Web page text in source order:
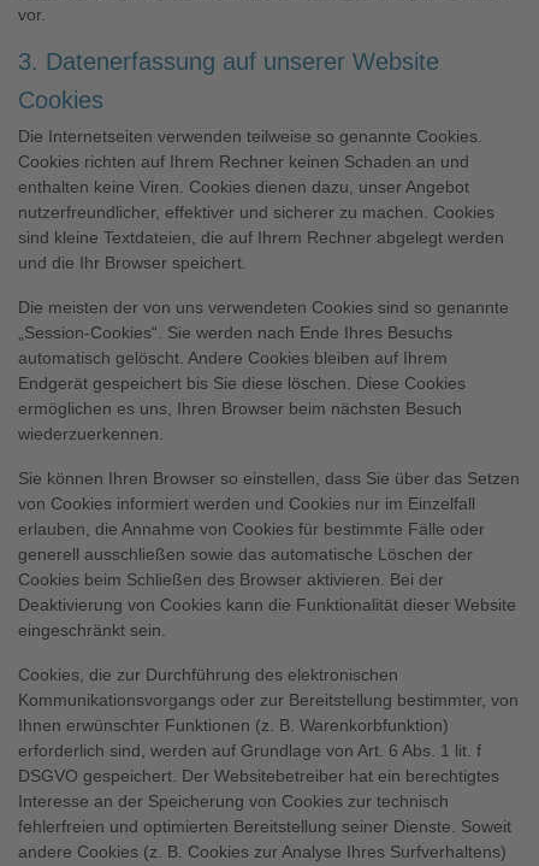
vor.
3. Datenerfassung auf unserer Website
Cookies
Die Internetseiten verwenden teilweise so genannte Cookies.
Cookies richten auf Ihrem Rechner keinen Schaden an und
enthalten keine Viren. Cookies dienen dazu, unser Angebot
nutzerfreundlicher, effektiver und sicherer zu machen. Cookies
sind kleine Textdateien, die auf Ihrem Rechner abgelegt werden
und die Ihr Browser speichert.
Die meisten der von uns verwendeten Cookies sind so genannte
„Session-Cookies“. Sie werden nach Ende Ihres Besuchs
automatisch gelöscht. Andere Cookies bleiben auf Ihrem
Endgerät gespeichert bis Sie diese löschen. Diese Cookies
ermöglichen es uns, Ihren Browser beim nächsten Besuch
wiederzuerkennen.
Sie können Ihren Browser so einstellen, dass Sie über das Setzen
von Cookies informiert werden und Cookies nur im Einzelfall
erlauben, die Annahme von Cookies für bestimmte Fälle oder
generell ausschließen sowie das automatische Löschen der
Cookies beim Schließen des Browser aktivieren. Bei der
Deaktivierung von Cookies kann die Funktionalität dieser Website
eingeschränkt sein.
Cookies, die zur Durchführung des elektronischen
Kommunikationsvorgangs oder zur Bereitstellung bestimmter, von
Ihnen erwünschter Funktionen (z. B. Warenkorbfunktion)
erforderlich sind, werden auf Grundlage von Art. 6 Abs. 1 lit. f
DSGVO gespeichert. Der Websitebetreiber hat ein berechtigtes
Interesse an der Speicherung von Cookies zur technisch
fehlerfreien und optimierten Bereitstellung seiner Dienste. Soweit
andere Cookies (z. B. Cookies zur Analyse Ihres Surfverhaltens)